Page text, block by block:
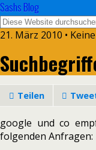
Sashs Blog
21. März 2010 •
Teilen
google und co
folgenden Anfragen: